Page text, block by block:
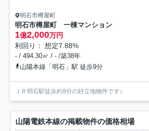
明石市樽屋町
明石市樽屋町 一棟マンション
1億2,000万円
利回り： 想定7.88%
- / 494.30㎡ / - /築38年
山陽本線「明石」駅 徒歩9分
ＪＲ明石駅徒歩約9分の好立地物件です♪
山陽電鉄本線の掲載物件の価格相場